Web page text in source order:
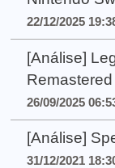
22/12/2025
[Análise]
Remastered
26/09/2025
[Análise]
31/12/2021